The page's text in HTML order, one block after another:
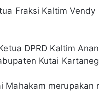
Fraksi Kaltim
DPRD Kaltim
Kutai
Mahakam